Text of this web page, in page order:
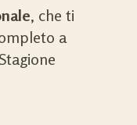
, che ti
a